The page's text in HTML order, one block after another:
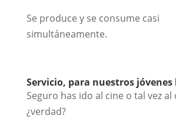
Se produce y se consume casi
simultáneamente.
Servicio, para nuestros jóvenes
Seguro has ido al cine o tal vez al
¿verdad?